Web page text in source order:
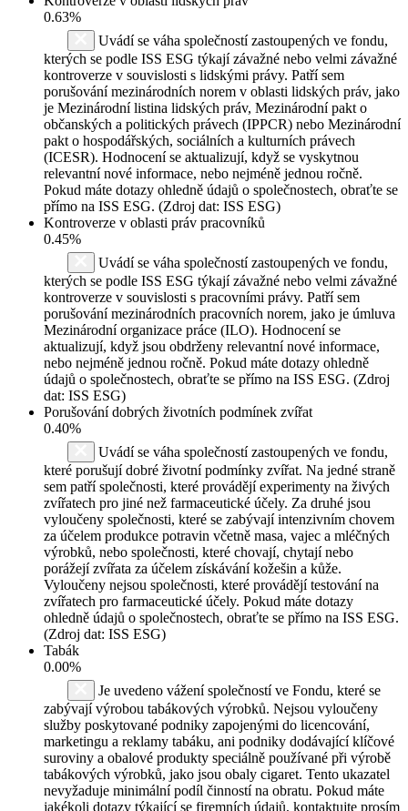
0.63%
Uvádí se váha společností zastoupených ve fondu,
kterých se podle ISS ESG týkají závažné nebo velmi závažné
kontroverze v souvislosti s lidskými právy. Patří sem
porušování mezinárodních norem v oblasti lidských práv, jako
je Mezinárodní listina lidských práv, Mezinárodní pakt o
občanských a politických právech (IPPCR) nebo Mezinárodní
pakt o hospodářských, sociálních a kulturních právech
(ICESR). Hodnocení se aktualizují, když se vyskytnou
relevantní nové informace, nebo nejméně jednou ročně.
Pokud máte dotazy ohledně údajů o společnostech, obraťte se
přímo na ISS ESG. (Zdroj dat: ISS ESG)
Kontroverze v oblasti práv pracovníků
0.45%
Uvádí se váha společností zastoupených ve fondu,
kterých se podle ISS ESG týkají závažné nebo velmi závažné
kontroverze v souvislosti s pracovními právy. Patří sem
porušování mezinárodních pracovních norem, jako je úmluva
Mezinárodní organizace práce (ILO). Hodnocení se
aktualizují, když jsou obdrženy relevantní nové informace,
nebo nejméně jednou ročně. Pokud máte dotazy ohledně
údajů o společnostech, obraťte se přímo na ISS ESG. (Zdroj
dat: ISS ESG)
Porušování dobrých životních podmínek zvířat
0.40%
Uvádí se váha společností zastoupených ve fondu,
které porušují dobré životní podmínky zvířat. Na jedné straně
sem patří společnosti, které provádějí experimenty na živých
zvířatech pro jiné než farmaceutické účely. Za druhé jsou
vyloučeny společnosti, které se zabývají intenzivním chovem
za účelem produkce potravin včetně masa, vajec a mléčných
výrobků, nebo společnosti, které chovají, chytají nebo
porážejí zvířata za účelem získávání kožešin a kůže.
Vyloučeny nejsou společnosti, které provádějí testování na
zvířatech pro farmaceutické účely. Pokud máte dotazy
ohledně údajů o společnostech, obraťte se přímo na ISS ESG.
(Zdroj dat: ISS ESG)
Tabák
0.00%
Je uvedeno vážení společností ve Fondu, které se
zabývají výrobou tabákových výrobků. Nejsou vyloučeny
služby poskytované podniky zapojenými do licencování,
marketingu a reklamy tabáku, ani podniky dodávající klíčové
suroviny a obalové produkty speciálně používané při výrobě
tabákových výrobků, jako jsou obaly cigaret. Tento ukazatel
nevyžaduje minimální podíl činností na obratu. Pokud máte
jakékoli dotazy týkající se firemních údajů, kontaktujte prosím